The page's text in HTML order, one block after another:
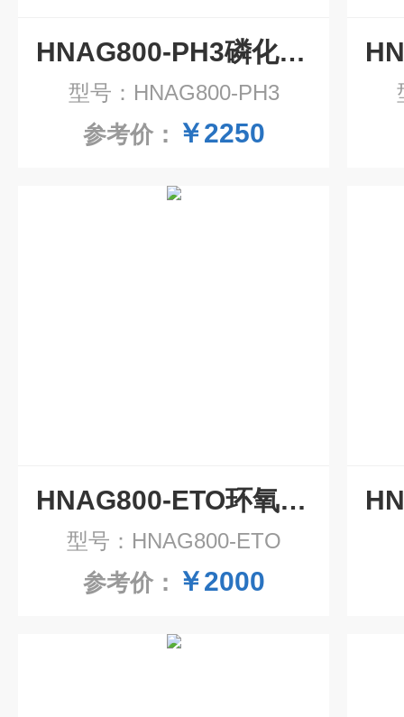
HNAG800-PH3磷化氢气体传感器模组
型号：HNAG800-PH3
参考价： ￥2250
HNAG800-ETO环氧乙烷气体传感器模组
型号：HNAG800-ETO
参考价： ￥2000